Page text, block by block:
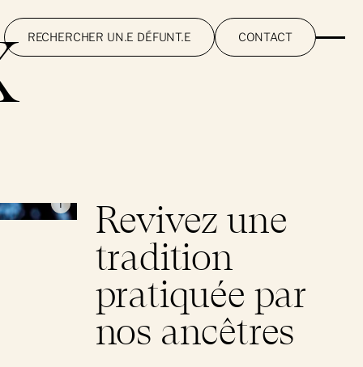
RECHERCHER UN.E DÉFUNT.E CONTACT
i
Lemire, 2026
Revivez une
tradition
pratiquée par
nos ancêtres